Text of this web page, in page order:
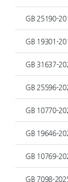
GB 25190-
GB 19301-
GB 31637-
GB 25596-
GB 10770-
GB 19646-
GB 10769-
GB 7098-